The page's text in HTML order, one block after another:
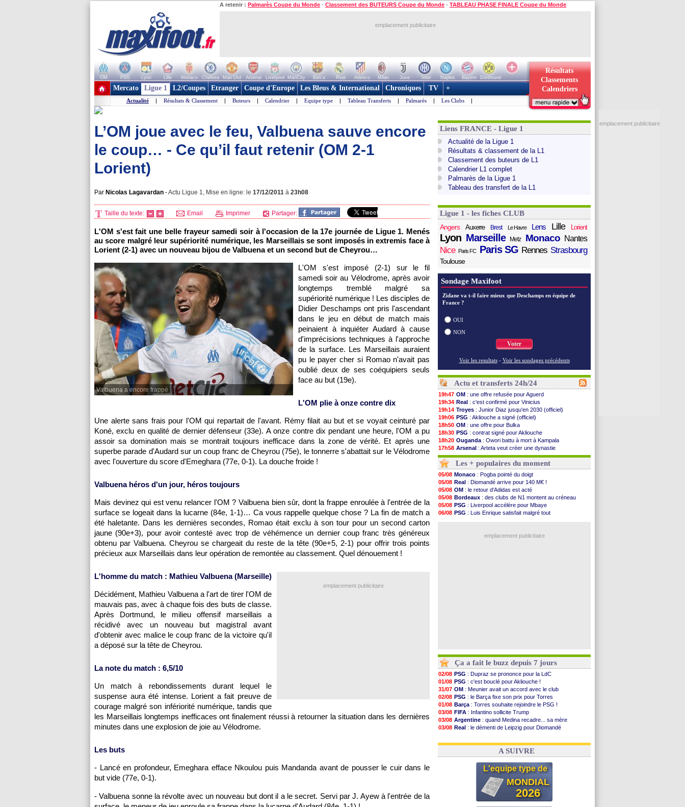
A retenir : Palmarès Coupe du Monde - Classement des BUTEURS Coupe du Monde - TABLEAU PHASE FINALE Coupe du Monde
emplacement publicitaire
OM PSG Lyon Lille Monaco Chelsea Man Utd Arsenal Liverpool ManCity Barca Real Atletico Milan Juve Inter Naples Bayern
Dortmund
+ de clubs
Résultats
Classements
Calendriers
Mercato Ligue 1 L2/Coupes Etranger Coupe d'Europe Les Bleus & International Chroniques TV +
Actualité | Résultats & Classement | Buteurs | Calendrier | Equipe type | Tableau Transferts | Palmarès | Les Clubs |
L’OM joue avec le feu, Valbuena sauve encore
le coup… - Ce qu’il faut retenir (OM 2-1
Lorient)
Par Nicolas Lagavardan -Actu Ligue 1, Mise en ligne: le 17/12/2011 à 23h08
Taille du texte: Email Imprimer Partager:
L'OM s'est fait une belle frayeur samedi soir à l'occasion de la 17e journée de Ligue 1. Menés
au score malgré leur supériorité numérique, les Marseillais se sont imposés in extremis face à
Lorient (2-1) avec un nouveau bijou de Valbuena et un second but de Cheyrou…
Valbuena a encore frappé
L'OM s'est imposé (2-1) sur le fil
samedi soir au Vélodrome, après avoir
longtemps tremblé malgré sa
supériorité numérique ! Les disciples de
Didier Deschamps ont pris l'ascendant
dans le jeu en début de match mais
peinaient à inquiéter Audard à cause
d'imprécisions techniques à l'approche
de la surface. Les Marseillais auraient
pu le payer cher si Romao n'avait pas
oublié deux de ses coéquipiers seuls
face au but (19e).
L'OM plie à onze contre dix
Une alerte sans frais pour l'OM qui repartait de l'avant. Rémy filait au but et se voyait ceinturé par
Koné, exclu en qualité de dernier défenseur (33e). A onze contre dix pendant une heure, l'OM a pu
assoir sa domination mais se montrait toujours inefficace dans la zone de vérité. Et après une
superbe parade d'Audard sur un coup franc de Cheyrou (75e), le tonnerre s'abattait sur le Vélodrome
avec l'ouverture du score d'Emeghara (77e, 0-1). La douche froide !
Valbuena héros d'un jour, héros toujours
Mais devinez qui est venu relancer l'OM ? Valbuena bien sûr, dont la frappe enroulée à l'entrée de la
surface se logeait dans la lucarne (84e, 1-1)… Ca vous rappelle quelque chose ? La fin de match a
été haletante. Dans les dernières secondes, Romao était exclu à son tour pour un second carton
jaune (90e+3), pour avoir contesté avec trop de véhémence un dernier coup franc très généreux
obtenu par Valbuena. Cheyrou se chargeait du reste de la tête (90e+5, 2-1) pour offrir trois points
précieux aux Marseillais dans leur opération de remontée au classement. Quel dénouement !
emplacement publicitaire
L'homme du match : Mathieu Valbuena (Marseille)
Décidément, Mathieu Valbuena a l'art de tirer l'OM de
mauvais pas, avec à chaque fois des buts de classe.
Après Dortmund, le milieu offensif marseillais a
récidivé avec un nouveau but magistral avant
d'obtenir avec malice le coup franc de la victoire qu'il
a déposé sur la tête de Cheyrou.
La note du match : 6,5/10
Un match à rebondissements durant lequel le
suspense aura été intense. Lorient a fait preuve de
courage malgré son infériorité numérique, tandis que
les Marseillais longtemps inefficaces ont finalement réussi à retourner la situation dans les dernières
minutes dans une explosion de joie au Vélodrome.
Les buts
- Lancé en profondeur, Emeghara efface Nkoulou puis Mandanda avant de pousser le cuir dans le
but vide (77e, 0-1).
- Valbuena sonne la révolte avec un nouveau but dont il a le secret. Servi par J. Ayew à l'entrée de la
Liens FRANCE - Ligue 1
Actualité de la Ligue 1
Résultats & classement de la L1
Classement des buteurs de L1
Calendrier L1 complet
Palmarès de la Ligue 1
Tableau des transfert de la L1
Ligue 1 - les fiches CLUB
Angers
Auxerre Brest Le Havre Lens Lille Lorient
Lyon Marseille Metz Monaco Nantes
Nice Paris FC Paris SG Rennes Strasbourg
Toulouse
Sondage Maxifoot
Zidane va t-il faire mieux que Deschamps en équipe de
France ?
OUI
NON
Voter
Voir les resultats - Voir les sondages précédents
Actu et transferts 24h/24
19h47 OM : une offre refusée pour Aguerd
19h34 Real : c'est confirmé pour Vinicius
19h14 Troyes : Junior Diaz jusqu'en 2030 (officiel)
19h06 PSG : Akliouche a signé (officiel)
18h50 OM : une offre pour Bulka
18h30 PSG : contrat signé pour Akliouche
18h20 Ouganda : Owori battu à mort à Kampala
17h58 Arsenal : Arteta veut créer une dynastie
17h47 Chelsea: Palace a fait son offre pour Disasi
17h34
FIFA: le gouvernement espagnol s'en mêle
17h22 PSG: l'étonnante rumeur Gusto
17h10
Bologne: Dallinga est sur le marché
16h59
OM : accord trouvé avec Man City pour Rulli
16h53
OM : Medina vers Leverkusen pour 25 M€
16h45
Uruguay : Forlan nommé sélectionneur (officiel)
16h34
Séville: Juanlu signe à Bournemouth (officiel)
16h21
PSG : Ndjantou heureux d'avoir rejoué
: Aït Boudlal veut rejoindre Fulham
Les + populaires du moment
05/08 Monaco : Pogba pointé du doigt
05/08 Real : Diomandé arrive pour 140 M€ !
05/08 OM : le retour d'Adidas est acté
05/08 Bordeaux : des clubs de N1 montent au créneau
05/08 PSG : Liverpool accélère pour Mbaye
06/08 PSG : Luis Enrique satisfait malgré tout
emplacement publicitaire
Ça a fait le buzz depuis 7 jours
02/08 PSG : Dupraz se prononce pour la LdC
01/08 PSG : c'est bouclé pour Akliouche !
31/07 OM : Meunier avait un accord avec le club
02/08 PSG : le Barça fixe son prix pour Torres
01/08 Barça : Torres souhaite rejoindre le PSG !
03/08 FIFA : Infantino sollicite Trump
03/08 Argentine : quand Medina recadre... sa mère
03/08 Real : le démenti de Leipzig pour Diomandé
31/07 FIFA: le conseiller d'Infantino démissionne !
A SUIVRE
L'equipe type de
MONDIAL
2026
emplacement publicitaire